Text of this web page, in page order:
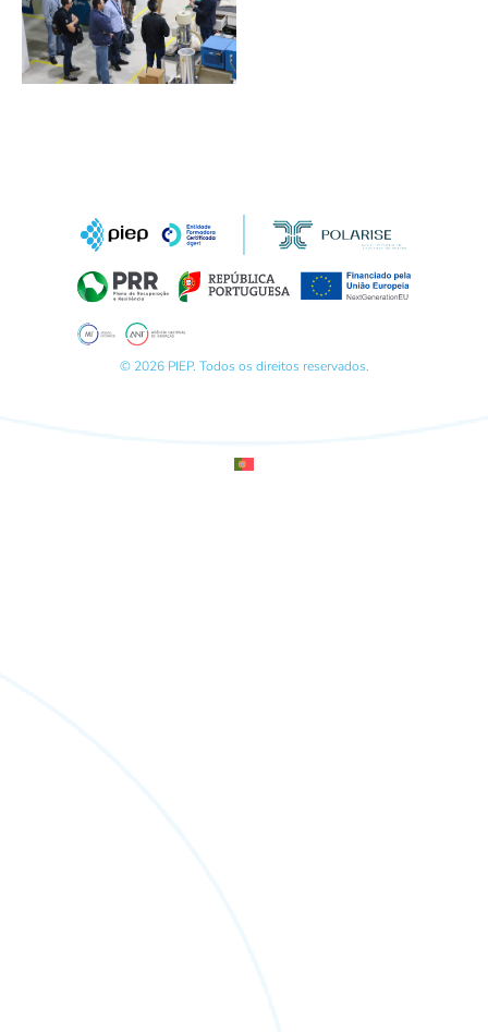
© 2026 PIEP. Todos os direitos reservados.